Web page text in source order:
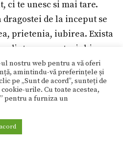
ci te unesc si mai tare.
dragostei de la inceput se
prietenia, iubirea. Exista
speranta, iubirea.
evoluezi spiritual alaturi
e splendid!
nostru web pentru a vă oferi
amintindu-vă preferințele și
pe „Sunt de acord”, sunteți de
urile. Cu toate acestea,
pentru a furniza un